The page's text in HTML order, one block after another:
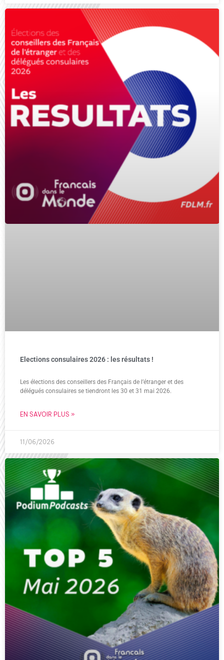
Elections consulaires 2026 : les résultats !
Les élections des conseillers des Français de l’étranger et des
délégués consulaires se tiendront les 30 et 31 mai 2026.
EN SAVOIR PLUS »
11/06/2026